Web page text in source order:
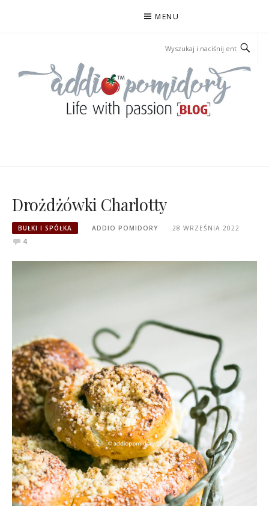
MENU
Drożdżówki Charlotty
BUŁKI I SPÓŁKA ADDIO POMIDORY
28 WRZEŚNIA 2022
4